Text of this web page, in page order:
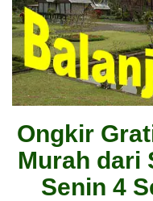
Ongkir
Murah dari
Senin 4